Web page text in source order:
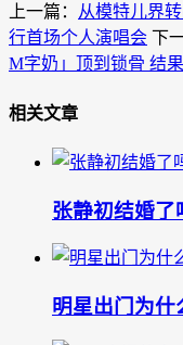
上一篇：
从模特儿界
行首场个人演唱会 下
M字奶」顶到锁骨 结
相关文章
张静初结婚了
明星出门为什